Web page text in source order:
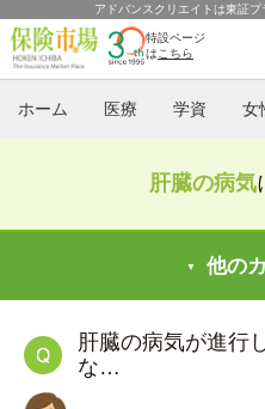
アドバンスクリエイトは東証プ
特設ページ
は こちら
ホーム 医療 学資 女
肝臓の病気
他の
肝臓の病気が進行
な…